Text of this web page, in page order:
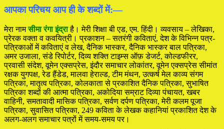
आपका परिचय आप ही के शब्दों में:—
मेरा नामसीमा रंगा इंद्राहै। मेरी शिक्षा बी एड, एम. हिंदी। व्यवसाय – लेखिका,
प्रेरक वक्ता व कवयित्री। प्रकाशन – सतरंगी कविताएं, देश के विभिन्न पत्र-
पत्रिकाओं में कविताएं व लेख, दैनिक भास्कर, दैनिक भास्कर बाल पत्रिका,
अमर उजाला, संडे रिपोर्टर, दिव्य शक्ति टाइम्स ऑफ़ डेजर्ट, कोल्डफीरर,
प्रवासी संदेश, वूमेन एक्सप्रेस, इंदौर समाचार लोकांतर, वूमेन एक्सप्रेस सीमांत
रक्षक युगपक्ष, रेड हैंडेड, मालवा हेराल्ड, टीम मंथन, उत्कर्ष मेल काव्य संगम
पत्रिका, मातृत्व पत्रिका, कोलकाता से प्रकाशित दैनिक पत्रिका, सुभाषित
पत्रिका शब्दों की आत्मा पत्रिका, अकोदिया सम्राट दिव्या पंचायत, खबर
वाहिनी, समतावादी मासिक पत्रिका, सर्वण दर्पण पत्रिका, मेरी कलम पूजा
पत्रिका, सुवासित पत्रिका, 249 कविता के लेखक कहानियां प्रकाशित देश के
अलग-अलग समाचार पत्रों में समय-समय पर।